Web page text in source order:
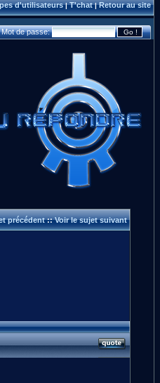
d'utilisateurs|T'chat|Retour au site
Mot de passe:
précédent::Voir le sujet suivant